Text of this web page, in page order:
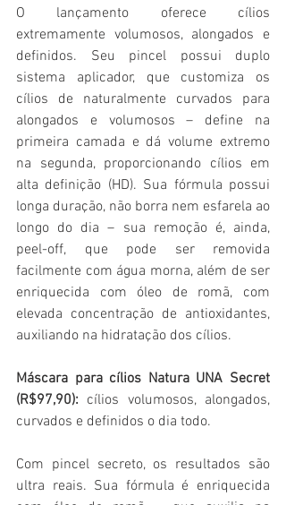
O lançamento oferece cílios
extremamente volumosos, alongados e
definidos. Seu pincel possui duplo
sistema aplicador, que customiza os
cílios de naturalmente curvados para
alongados e volumosos – define na
primeira camada e dá volume extremo
na segunda, proporcionando cílios em
alta definição (HD). Sua fórmula possui
longa duração, não borra nem esfarela ao
longo do dia – sua remoção é, ainda,
peel-off, que pode ser removida
facilmente com água morna, além de ser
enriquecida com óleo de romã, com
elevada concentração de antioxidantes,
auxiliando na hidratação dos cílios.
Máscara para cílios Natura UNA Secret
(R$97,90): cílios volumosos, alongados,
curvados e definidos o dia todo.
Com pincel secreto, os resultados são
ultra reais. Sua fórmula é enriquecida